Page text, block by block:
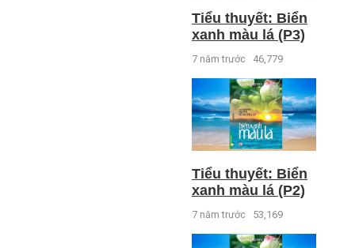
Tiểu thuyết: Biển
xanh màu lá (P3)
7 năm trước 46,779
Tiểu thuyết: Biển
xanh màu lá (P2)
7 năm trước 53,169